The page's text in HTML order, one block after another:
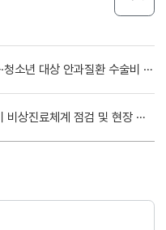
저소득가정 아동·청소년 대상 안과질환 수술비 지원 업무협약(MOU)체결
5월 초 연휴 대비 비상진료체계 점검 및 현장 의료진 격려